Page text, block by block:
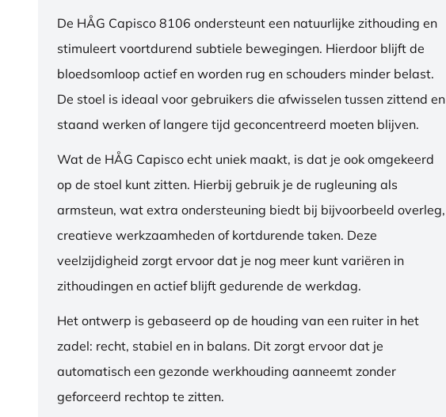
De HÅG Capisco 8106 ondersteunt een natuurlijke zithouding en
stimuleert voortdurend subtiele bewegingen. Hierdoor blijft de
bloedsomloop actief en worden rug en schouders minder belast.
De stoel is ideaal voor gebruikers die afwisselen tussen zittend en
staand werken of langere tijd geconcentreerd moeten blijven.
Wat de HÅG Capisco echt uniek maakt, is dat je ook omgekeerd
op de stoel kunt zitten. Hierbij gebruik je de rugleuning als
armsteun, wat extra ondersteuning biedt bij bijvoorbeeld overleg,
creatieve werkzaamheden of kortdurende taken. Deze
veelzijdigheid zorgt ervoor dat je nog meer kunt variëren in
zithoudingen en actief blijft gedurende de werkdag.
Het ontwerp is gebaseerd op de houding van een ruiter in het
zadel: recht, stabiel en in balans. Dit zorgt ervoor dat je
automatisch een gezonde werkhouding aanneemt zonder
geforceerd rechtop te zitten.